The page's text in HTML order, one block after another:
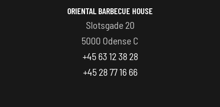
ORIENTAL BARBECUE HOUSE
Slotsgade 20
5000 Odense C
+45 63 12 38 28
+45 28 77 16 66